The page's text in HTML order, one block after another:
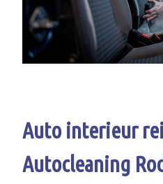
Auto interieur
Autocleaning